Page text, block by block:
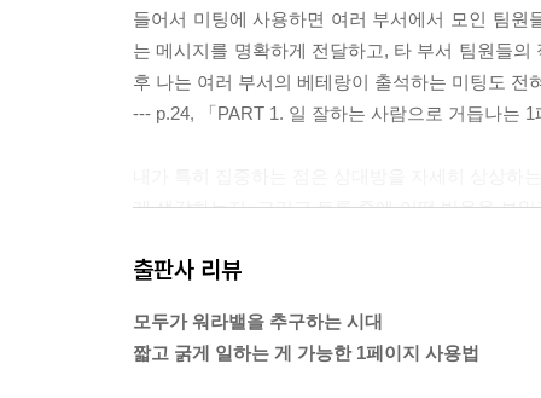
들어서 미팅에 사용하면 여러 부서에서 모인 팀원
는 메시지를 명확하게 전달하고, 타 부서 팀원들
후 나는 여러 부서의 베테랑이 출석하는 미팅도 전
--- p.24, 「PART 1. 일 잘하는 사람으로 거듭나는
게 생각하는지, 그리고 토론 중에 어떤 반응을 보
--- p.39, 「PART 1. 일 잘하는 사람으로 거듭나는
회사에 따라서는 Pre-Send(미리 보내기), Pre-
다. 그건 그것대로 의미 있는 일이다. 특히 사전에
출판사 리뷰
모두가 워라밸을 추구하는 시대
짧고 굵게 일하는 게 가능한 1페이지 사용법